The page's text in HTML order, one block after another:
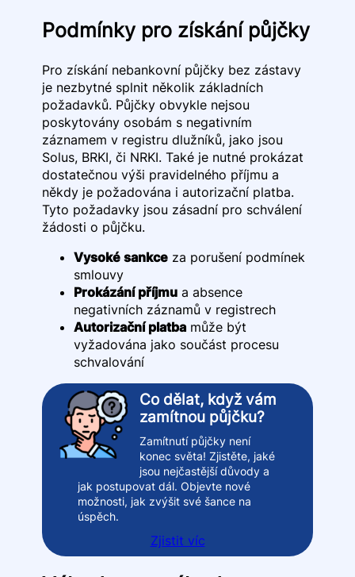
Podmínky pro získání půjčky
Pro získání nebankovní půjčky bez zástavy
je nezbytné splnit několik základních
požadavků. Půjčky obvykle nejsou
poskytovány osobám s negativním
záznamem v registru dlužníků, jako jsou
Solus, BRKI, či NRKI. Také je nutné prokázat
dostatečnou výši pravidelného příjmu a
někdy je požadována i autorizační platba.
Tyto požadavky jsou zásadní pro schválení
žádosti o půjčku.
Vysoké sankceza porušení podmínek
smlouvy
Prokázání příjmua absence
negativních záznamů v registrech
Autorizační platbamůže být
vyžadována jako součást procesu
schvalování
Co dělat, když vám
zamítnou půjčku?
Zamítnutí půjčky není
konec světa! Zjistěte, jaké
jsou nejčastější důvody a
jak postupovat dál. Objevte nové
možnosti, jak zvýšit své šance na
úspěch.
Zjistit víc